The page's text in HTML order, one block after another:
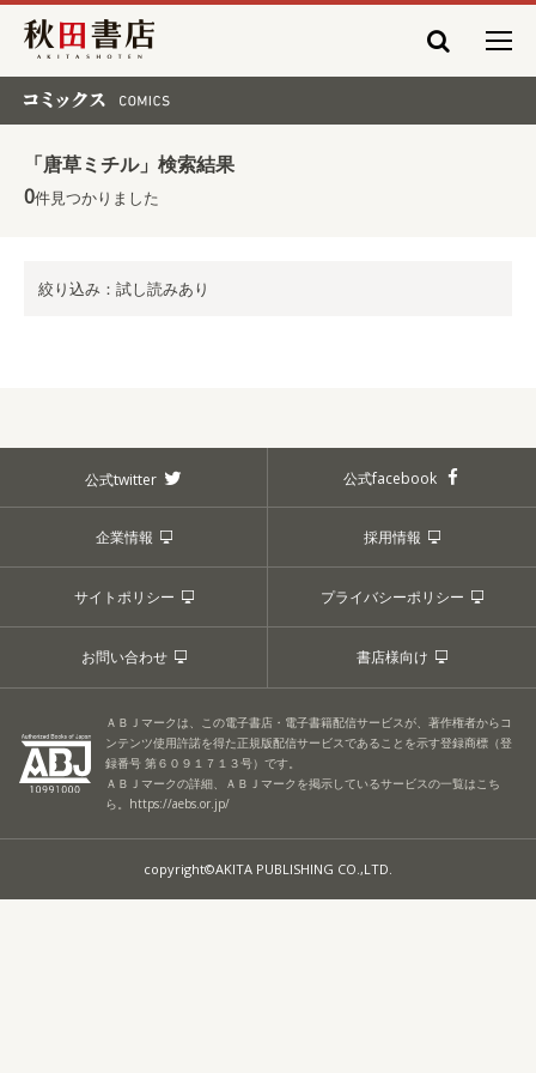
秋田書店
「唐草ミチル」検索結果
0件見つかりました
絞り込み：試し読みあり
公式twitter 公式facebook
企業情報 採用情報
サイトポリシー プライバシーポリシー
お問い合わせ 書店様向け
ＡＢＪマークは、この電子書店・電子書籍配信サービスが、著作権者からコ
ンテンツ使用許諾を得た正規版配信サービスであることを示す登録商標（登
録番号 第６０９１７１３号）です。
ＡＢＪマークの詳細、ＡＢＪマークを掲示しているサービスの一覧はこち
ら。 https://aebs.or.jp/
copyright©AKITA PUBLISHING CO.,LTD.